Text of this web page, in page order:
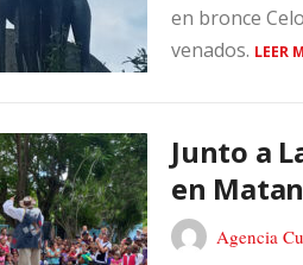
en bronce
venados. LEER
Junto a
en
Agencia